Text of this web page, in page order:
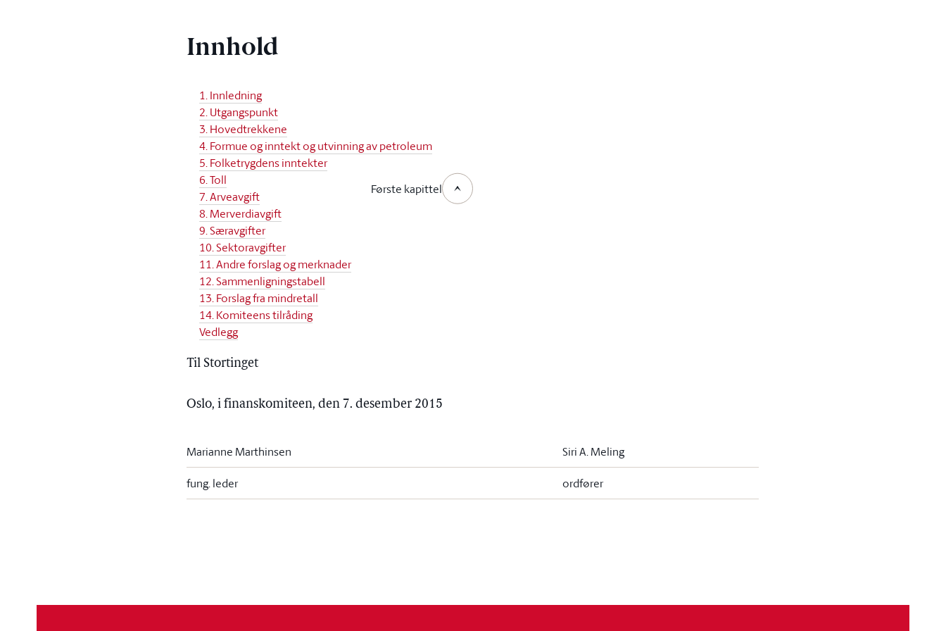
Innhold
1. Innledning
2. Utgangspunkt
3. Hovedtrekkene
4. Formue og inntekt og utvinning av petroleum
5. Folketrygdens inntekter
6. Toll
7. Arveavgift
8. Merverdiavgift
9. Særavgifter
10. Sektoravgifter
11. Andre forslag og merknader
12. Sammenligningstabell
13. Forslag fra mindretall
14. Komiteens tilråding
Vedlegg
Til Stortinget
Oslo, i finanskomiteen, den 7. desember 2015
Marianne Marthinsen Siri A. Meling
fung. leder ordfører
Første kapittel